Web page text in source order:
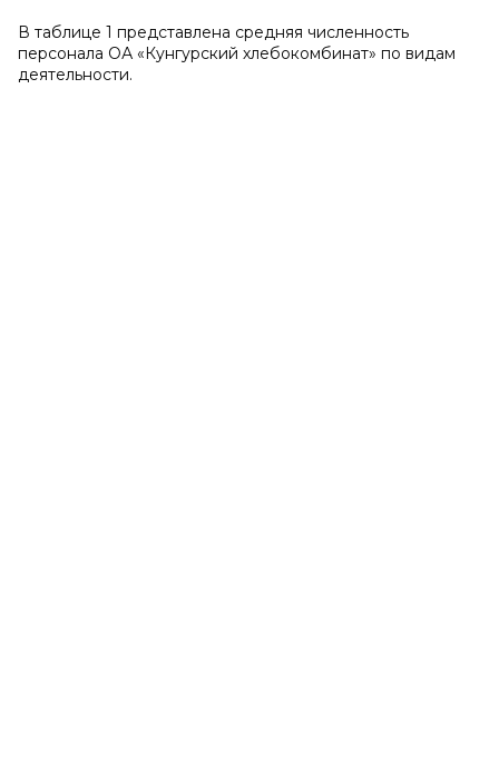
В таблице 1 представлена средняя численность
персонала ОА «Кунгурский хлебокомбинат» по видам
деятельности.